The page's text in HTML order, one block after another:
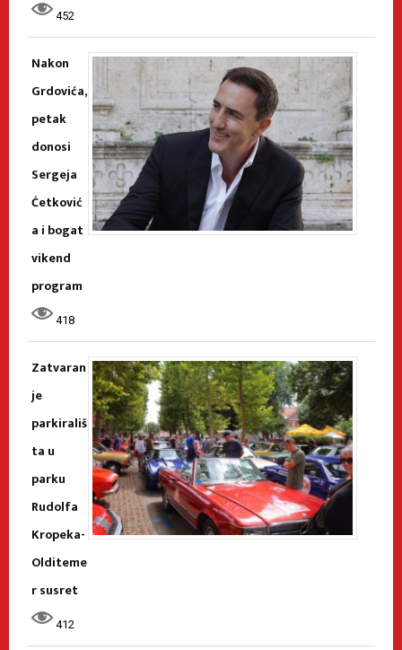
452
Nakon
Grdovića,
petak
donosi
Sergeja
Ćetković
a i bogat
vikend
program
418
Zatvaran
je
parkirališ
ta u
parku
Rudolfa
Kropeka-
Olditeme
r susret
412